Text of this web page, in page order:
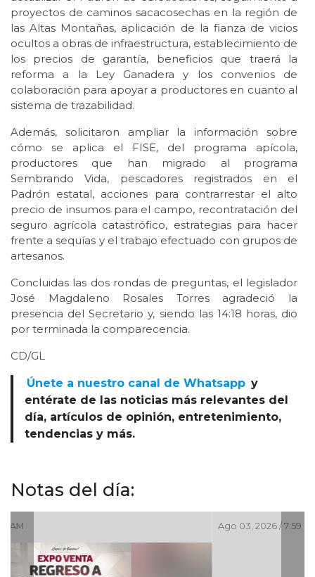
proyectos de caminos sacacosechas en la región de
las Altas Montañas, aplicación de la fianza de vicios
ocultos a obras de infraestructura, establecimiento de
los precios de garantía, beneficios que traerá la
reforma a la Ley Ganadera y los convenios de
colaboración para apoyar a productores en cuanto al
sistema de trazabilidad.
Además, solicitaron ampliar la información sobre
cómo se aplica el FISE, del programa apícola,
productores que han migrado al programa
Sembrando Vida, pescadores registrados en el
Padrón estatal, acciones para contrarrestar el alto
precio de insumos para el campo, recontratación del
seguro agrícola catastrófico, estrategias para hacer
frente a sequías y el trabajo efectuado con grupos de
artesanos.
Concluidas las dos rondas de preguntas, el legislador
José Magdaleno Rosales Torres agradeció la
presencia del Secretario y, siendo las 14:18 horas, dio
por terminada la comparecencia.
CD/GL
Únete a nuestro canal de Whatsapp y
entérate de las noticias más relevantes del
día, artículos de opinión, entretenimiento,
tendencias y más.
Notas del día:
Ago 03, 2026 / 7:59 PM